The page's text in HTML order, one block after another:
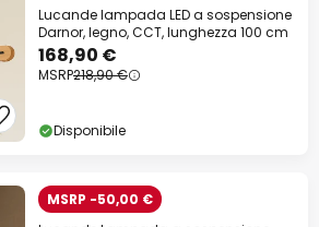
Lucande lampada LED a sospensione
Darnor, legno, CCT, lunghezza 100 cm
168,90 €
MSRP218,90 €
Disponibile
MSRP -50,00 €